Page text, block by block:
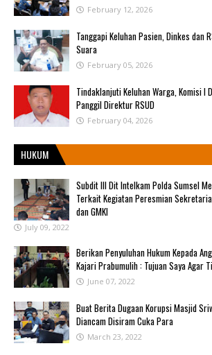
February 12, 2026
Tanggapi Keluhan Pasien, Dinkes dan
Suara
February 05, 2026
Tindaklanjuti Keluhan Warga, Komisi I
Panggil Direktur RSUD
February 04, 2026
HUKUM
Subdit III Dit Intelkam Polda Sumsel
Terkait Kegiatan Peresmian
dan GMKI
July 09, 2022
Berikan Penyuluhan Hukum Kepada
Kajari Prabumulih : Tujuan Saya Agar
June 07, 2022
Buat Berita Dugaan Korupsi Masjid
Diancam Disiram Cuka Para
March 23, 2022